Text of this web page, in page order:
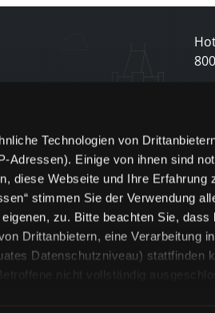
Technologien von
Adressen). Einige von ihnen sind
diese Webseite und Ihre Erfahrung
stimmen Sie der Verwendung
zu. Bitte beachten Sie, dass
Drittanbietern, eine Verarbeitung
Datenschutzniveau) stattfinden
nicht vollständig
800